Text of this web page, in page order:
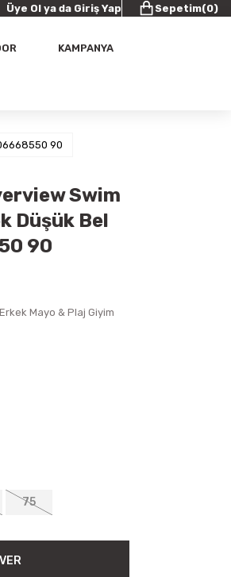
Üye Ol ya da Giriş Yap Sepetim(0)
KAMPANYA
90
Swim
Düşük Bel
90
Erkek Mayo & Plaj Giyim
75